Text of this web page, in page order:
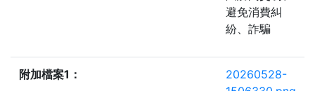
避免消費糾
紛、詐騙
附加檔案1：
20260528-